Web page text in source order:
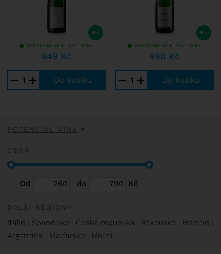
SKLADEM VÍCE NEŽ 10 KS
649 Kč
− +
SKLADEM VÍCE NEŽ 10 KS
490 Kč
− +
POTENCIÁL VÍNA
CENA
Od do Kč
DALŠÍ REGIONY
Itálie Španělsko Česká republika Rakousko
Francie
Argentina
Maďarsko Melini